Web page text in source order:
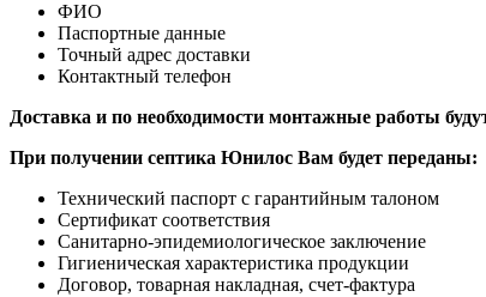
ФИО
Паспортные данные
Точный адрес доставки
Контактный телефон
Доставка и по необходимости монтажные работы
При получении септика Юнилос Вам будет переданы:
Технический паспорт с гарантийным талоном
Сертификат соответствия
Санитарно-эпидемиологическое заключение
Гигиеническая характеристика продукции
Договор, товарная накладная, счет-фактура